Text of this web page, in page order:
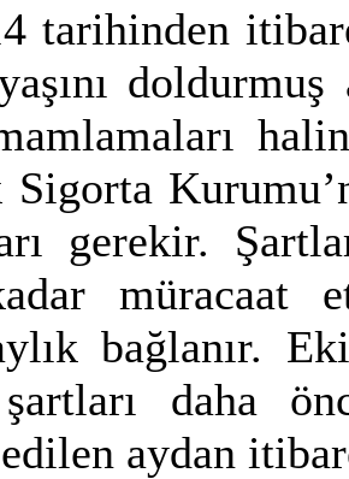
tarihinden
gerekir.
müracaat
bağlanır.
şartları daha
aydan